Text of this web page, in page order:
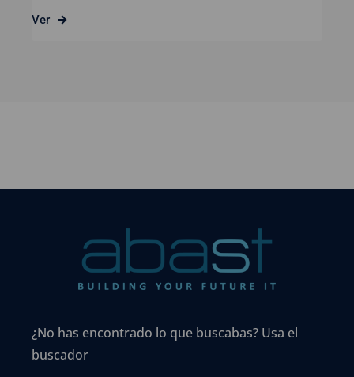
Ver
¿No has encontrado lo que buscabas? Usa el
buscador